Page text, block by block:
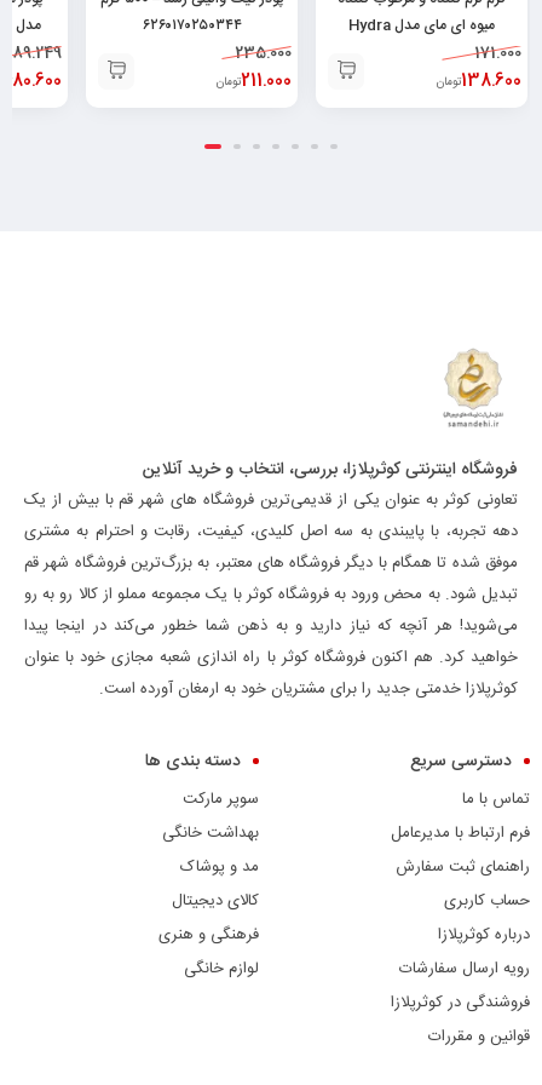
میوه ای مای مدل Hydra
لیتر۶۲۶۰۴۸۲۵۲۱۳۷۸
171.000
138.600تومان
۶۲۶۰۱۷۰۲۵۰۳۴۴
235.000
211.000تومان
89.249
80.600
فروشگاه اینترنتی کوثرپلازا، بررسی، انتخاب و خرید آنلاین
تعاونی کوثر به عنوان یکی از قدیمی‌ترین فروشگاه های شهر قم با بیش از یک
دهه تجربه، با پایبندی به سه اصل کلیدی، کیفیت، رقابت و احترام به مشتری
موفق شده تا همگام با دیگر فروشگاه های معتبر، به بزرگ‌ترین فروشگاه شهر قم
تبدیل شود. به محض ورود به فروشگاه کوثر با یک مجموعه مملو از کالا رو به رو
می‌شوید! هر آنچه که نیاز دارید و به ذهن شما خطور می‌کند در اینجا پیدا
خواهید کرد. هم اکنون فروشگاه کوثر با راه اندازی شعبه مجازی خود با عنوان
کوثرپلازا خدمتی جدید را برای مشتریان خود به ارمغان آورده است.
دسترسی سریع
تماس با ما
فرم ارتباط با مدیرعامل
راهنمای ثبت سفارش
حساب کاربری
درباره کوثرپلازا
رویه ارسال سفارشات
فروشندگی در کوثرپلازا
قوانین و مقررات
دسته بندی ها
سوپر مارکت
بهداشت خانگی
مد و پوشاک
کالای دیجیتال
فرهنگی و هنری
لوازم خانگی